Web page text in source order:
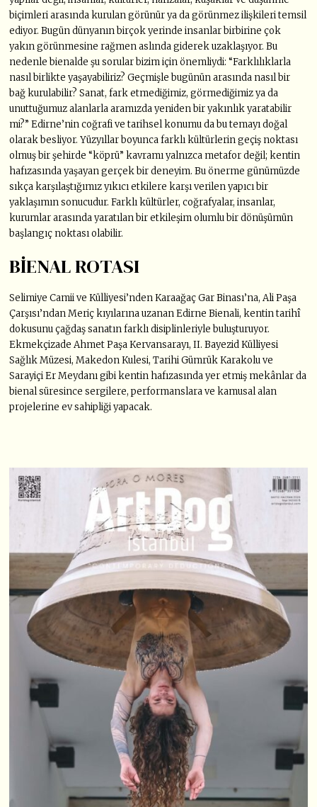
biçimleri arasında kurulan görünür ya da görünmez ilişkileri temsil
ediyor. Bugün dünyanın birçok yerinde insanlar birbirine çok
yakın görünmesine rağmen aslında giderek uzaklaşıyor. Bu
nedenle bienalde şu sorular bizim için önemliydi: “Farklılıklarla
nasıl birlikte yaşayabiliriz? Geçmişle bugünün arasında nasıl bir
bağ kurulabilir? Sanat, fark etmediğimiz, görmediğimiz ya da
unuttuğumuz alanlarla aramızda yeniden bir yakınlık yaratabilir
mi?” Edirne’nin coğrafi ve tarihsel konumu da bu temayı doğal
olarak besliyor. Yüzyıllar boyunca farklı kültürlerin geçiş noktası
olmuş bir şehirde “köprü” kavramı yalnızca metafor değil; kentin
hafızasında yaşayan gerçek bir deneyim. Bu önerme günümüzde
sıkça karşılaştığımız yıkıcı etkilere karşı verilen yapıcı bir
yaklaşımın sonucudur. Farklı kültürler, coğrafyalar, insanlar,
kurumlar arasında yaratılan bir etkileşim olumlu bir dönüşümün
başlangıç noktası olabilir.
BİENAL ROTASI
Selimiye Camii ve Külliyesi’nden Karaağaç Gar Binası’na, Ali Paşa
Çarşısı’ndan Meriç kıyılarına uzanan Edirne Bienali, kentin tarihî
dokusunu çağdaş sanatın farklı disiplinleriyle buluşturuyor.
Ekmekçizade Ahmet Paşa Kervansarayı, II. Bayezid Külliyesi
Sağlık Müzesi, Makedon Kulesi, Tarihi Gümrük Karakolu ve
Sarayiçi Er Meydanı gibi kentin hafızasında yer etmiş mekânlar da
bienal süresince sergilere, performanslara ve kamusal alan
projelerine ev sahipliği yapacak.